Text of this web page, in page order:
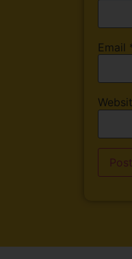
Email